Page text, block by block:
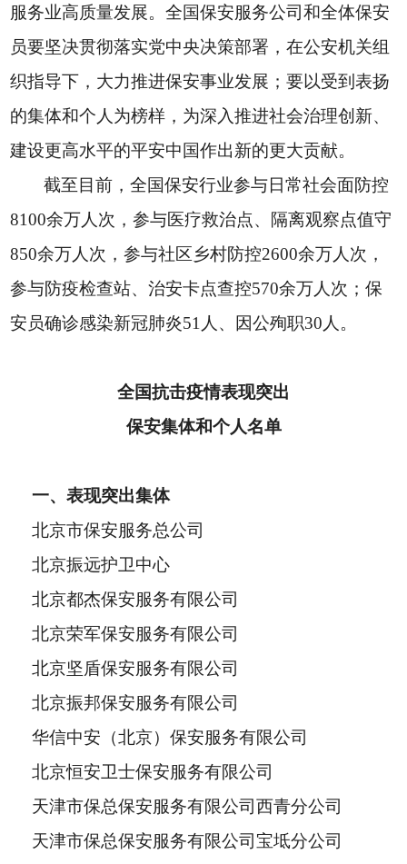
服务业高质量发展。全国保安服务公司和全体保安
员要坚决贯彻落实党中央决策部署，在公安机关组
织指导下，大力推进保安事业发展；要以受到表扬
的集体和个人为榜样，为深入推进社会治理创新、
建设更高水平的平安中国作出新的更大贡献。
截至目前，全国保安行业参与日常社会面防控
8100余万人次，参与医疗救治点、隔离观察点值守
850余万人次，参与社区乡村防控2600余万人次，
参与防疫检查站、治安卡点查控570余万人次；保
安员确诊感染新冠肺炎51人、因公殉职30人。
全国抗击疫情表现突出
保安集体和个人名单
一、表现突出集体
北京市保安服务总公司
北京振远护卫中心
北京都杰保安服务有限公司
北京荣军保安服务有限公司
北京坚盾保安服务有限公司
北京振邦保安服务有限公司
华信中安（北京）保安服务有限公司
北京恒安卫士保安服务有限公司
天津市保总保安服务有限公司西青分公司
天津市保总保安服务有限公司宝坻分公司